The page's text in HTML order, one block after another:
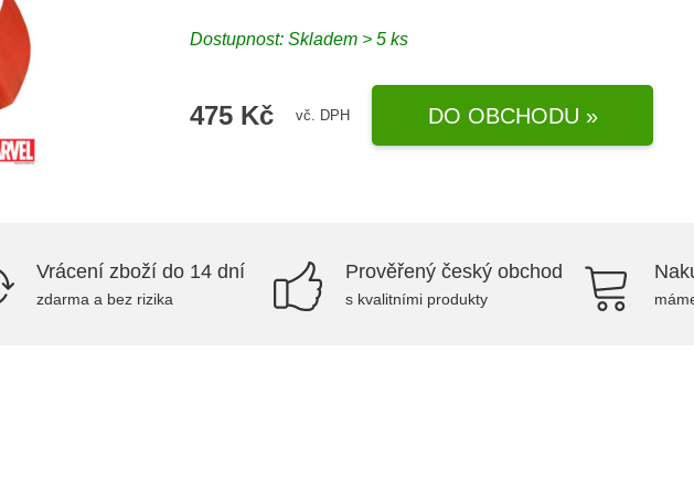
Dostupnost: Skladem > 5 ks
475 Kč vč. DPH DO OBCHODU »
Vrácení zboží do 14 dní
zdarma a bez rizika
Prověřený český obchod
s kvalitními produkty